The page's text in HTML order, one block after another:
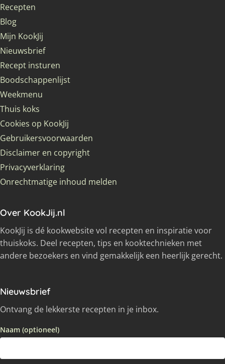
Recepten
Blog
Mijn KookJij
Nieuwsbrief
Recept insturen
Boodschappenlijst
Weekmenu
Thuis koks
Cookies op KookJij
Gebruikersvoorwaarden
Disclaimer en copyright
Privacyverklaring
Onrechtmatige inhoud melden
Over KookJij.nl
KookJij is dé kookwebsite vol recepten en inspiratie voor
thuiskoks. Deel recepten, tips en kooktechnieken met
andere bezoekers en vind gemakkelijk een heerlijk gerecht.
Nieuwsbrief
Ontvang de lekkerste recepten in je inbox.
Naam (optioneel)